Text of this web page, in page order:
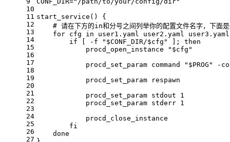
10
11
12
13
14
15
16
17
18
19
20
21
22
23
24
25
26
27
start_service () {
# 请在下方的in和分号之间列举你的配置文件名字，下面
for cfg in user1.yaml user2.yaml
if [ -f " $CONF_DIR/$cfg " ]; then
            procd_open_instance
" $cfg "
            procd_set_param
command " $PROG "
-
            procd_set_param respawn
            procd_set_param stdout 1
            procd_set_param stderr 1
            procd_close_instance
fi
done